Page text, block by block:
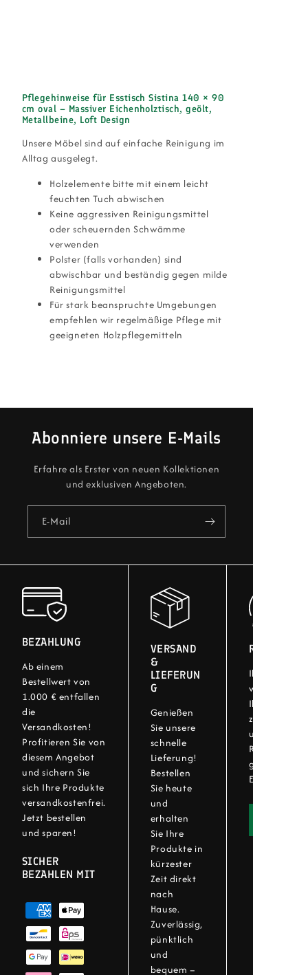
Pflegehinweise für Esstisch Sistina 140 × 90
cm oval – Massiver Eichenholztisch, geölt,
Metallbeine, Loft Design
Unsere Möbel sind auf einfache Reinigung im
Alltag ausgelegt.
Holzelemente bitte mit einem leicht
feuchten Tuch abwischen
Keine aggressiven Reinigungsmittel
oder scheuernden Schwämme
verwenden
Polster (falls vorhanden) sind
abwischbar und beständig gegen milde
Reinigungsmittel
Für stark beanspruchte Umgebungen
empfehlen wir regelmäßige Pflege mit
geeigneten Holzpflegemitteln
Abonniere unsere E-Mails
Erfahre als Erster von neuen Kollektionen
und exklusiven Angeboten.
E-Mail
BEZAHLUNG
Ab einem
Bestellwert von
1.000 € entfallen
die
Versandkosten!
Profitieren Sie von
diesem Angebot
und sichern Sie
sich Ihre Produkte
versandkostenfrei.
Jetzt bestellen
und sparen!
SICHER
BEZAHLEN MIT
VERSAND
&
LIEFERUN
G
Genießen
Sie unsere
schnelle
Lieferung!
Bestellen
Sie heute
und
erhalten
Sie Ihre
Produkte in
kürzester
Zeit direkt
nach
Hause.
Zuverlässig,
pünktlich
und
bequem –
RÜCKGABE
Ihre
wichtig! Bei
Ihre Artikel
unser
genießen